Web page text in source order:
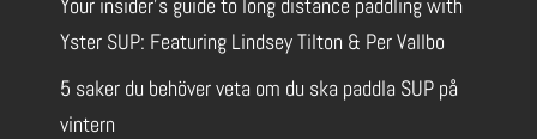
Yster SUP: Featuring Lindsey Tilton & Per Vallbo
5 saker du behöver veta om du ska paddla SUP på
vintern